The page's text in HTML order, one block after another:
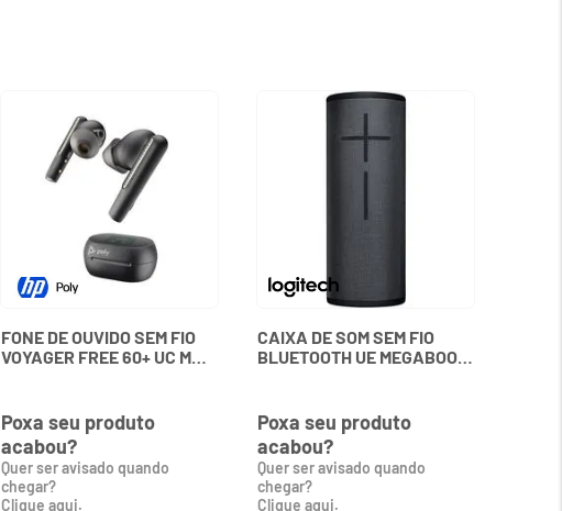
FONE DE OUVIDO SEM FIO
VOYAGER FREE 60+ UC M
Poxa seu produto
acabou?
Quer ser avisado quando
chegar?
Clique aqui.
CAIXA DE SOM SEM FIO
BLUETOOTH UE MEGABOOM
Poxa seu produto
acabou?
Quer ser avisado quando
chegar?
Clique aqui.